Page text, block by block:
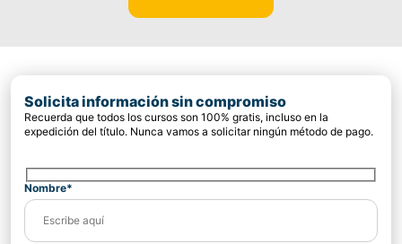
Solicita información sin compromiso
Recuerda que todos los cursos son 100% gratis, incluso en la
expedición del título. Nunca vamos a solicitar ningún método de pago.
Nombre*